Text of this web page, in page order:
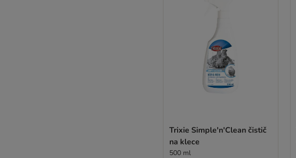
Trixie Simple'n'Clean čistič
na klece
500 ml